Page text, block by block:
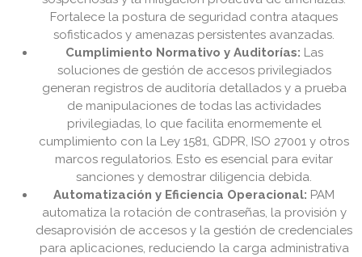
Fortalece la postura de seguridad contra ataques
sofisticados y amenazas persistentes avanzadas.
Cumplimiento Normativo y Auditorías: Las
soluciones de gestión de accesos privilegiados
generan registros de auditoría detallados y a prueba
de manipulaciones de todas las actividades
privilegiadas, lo que facilita enormemente el
cumplimiento con la Ley 1581, GDPR, ISO 27001 y otros
marcos regulatorios. Esto es esencial para evitar
sanciones y demostrar diligencia debida.
Automatización y Eficiencia Operacional: PAM
automatiza la rotación de contraseñas, la provisión y
desaprovisión de accesos y la gestión de credenciales
para aplicaciones, reduciendo la carga administrativa